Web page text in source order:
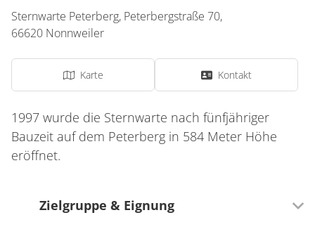
Sternwarte Peterberg, Peterbergstraße 70,
66620 Nonnweiler
Karte Kontakt
1997 wurde die Sternwarte nach fünfjähriger
Bauzeit auf dem Peterberg in 584 Meter Höhe
eröffnet.
Zielgruppe & Eignung